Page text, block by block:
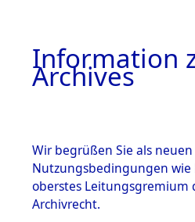
Information
Archives
Wir begrüßen Sie als
Nutzungsbedingungen wie
oberstes Leitungsgremium
Archivrecht.